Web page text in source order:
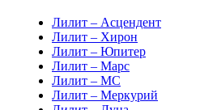
Лилит – Асцендент
Лилит – Хирон
Лилит – Юпитер
Лилит – Марс
Лилит – MC
Лилит – Меркурий